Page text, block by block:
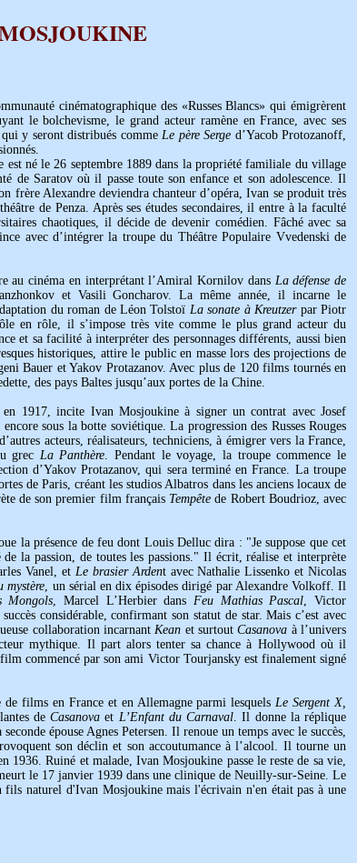
cinématographique des «Russes Blancs» qui émigrèrent
le bolchevisme, le grand acteur ramène en France, avec ses
qui y seront distribués commeLe père Serge d’Yacob Protozanoff,
est né le 26 septembre 1889 dans la propriété familiale du village
de Saratov où il passe toute son enfance et son adolescence. Il
frère Alexandre deviendra chanteur d’opéra, Ivan se produit très
de Penza. Après ses études secondaires, il entre à la faculté
chaotiques, il décide de devenir comédien. Fâché avec sa
avec d’intégrer la troupe du Théâtre Populaire Vvedenski de
au cinéma en interprétant l’Amiral Kornilov dans La défense de
et Vasili Goncharov. La même année, il incarne le
du roman de Léon Tolstoï La sonate à Kreutzerpar Piotr
en rôle, il s’impose très vite comme le plus grand acteur du
et sa facilité à interpréter des personnages différents, aussi bien
historiques, attire le public en masse lors des projections de
Bauer et Yakov Protazanov. Avec plus de 120 films tournés en
des pays Baltes jusqu’aux portes de la Chine.
1917, incite Ivan Mosjoukine à signer un contrat avec Josef
sous la botte soviétique. La progression des Russes Rouges
acteurs, réalisateurs, techniciens, à émigrer vers la France,
grec La Panthère. Pendant le voyage, la troupe commence le
d’Yakov Protazanov, qui sera terminé en France. La troupe
de Paris, créant les studios Albatros dans les anciens locaux de
de son premier film français Tempête de Robert Boudrioz, avec
la présence de feu dont Louis Delluc dira : "Je suppose que cet
la passion, de toutes les passions." Il écrit, réalise et interprète
Vanel, et Le brasier Ardent avec Nathalie Lissenko et Nicolas
mystère, un sérial en dix épisodes dirigé par Alexandre Volkoff. Il
Mongols, Marcel L’Herbier dansFeu Mathias Pascal, Victor
considérable, confirmant son statut de star. Mais c’est avec
collaboration incarnantKean et surtoutCasanova à l’univers
mythique. Il part alors tenter sa chance à Hollywood où il
commencé par son ami Victor Tourjansky est finalement signé
films en France et en Allemagne parmi lesquelsLe Sergent X,
deCasanova et L’Enfant du Carnaval. Il donne la réplique
épouse Agnes Petersen. Il renoue un temps avec le succès,
son déclin et son accoutumance à l’alcool. Il tourne un
1936. Ruiné et malade, Ivan Mosjoukine passe le reste de sa vie,
le 17 janvier 1939 dans une clinique de Neuilly-sur-Seine. Le
naturel d'Ivan Mosjoukine mais l'écrivain n'en était pas à une